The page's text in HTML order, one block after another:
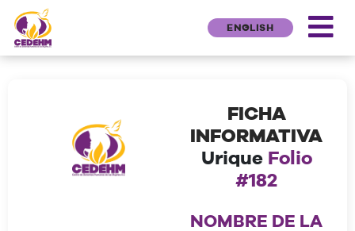
ENGLISH
FICHA
INFORMATIVA
Urique Folio
#182
NOMBRE DE LA